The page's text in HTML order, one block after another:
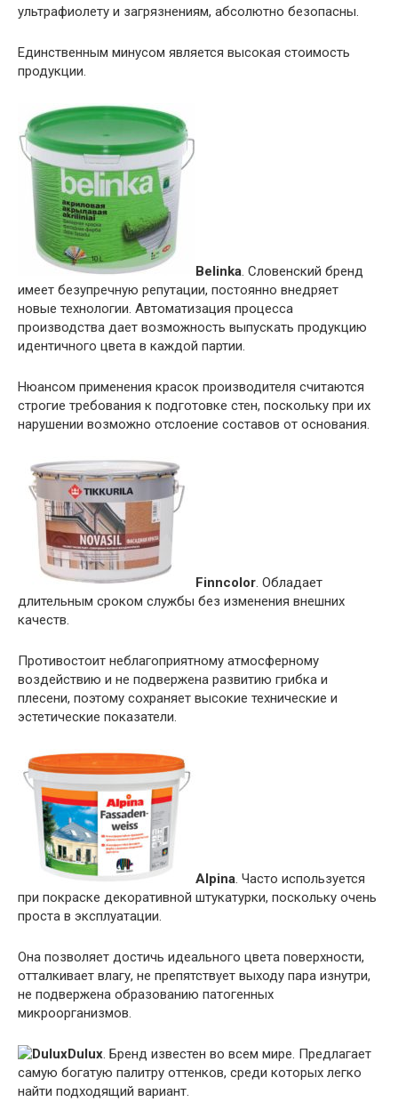
ультрафиолету и загрязнениям, абсолютно безопасны.
Единственным минусом является высокая стоимость
продукции.
Belinka. Словенский бренд
имеет безупречную репутации, постоянно внедряет
новые технологии. Автоматизация процесса
производства дает возможность выпускать продукцию
идентичного цвета в каждой партии.
Нюансом применения красок производителя считаются
строгие требования к подготовке стен, поскольку при их
нарушении возможно отслоение составов от основания.
Finncolor. Обладает
длительным сроком службы без изменения внешних
качеств.
Противостоит неблагоприятному атмосферному
воздействию и не подвержена развитию грибка и
плесени, поэтому сохраняет высокие технические и
эстетические показатели.
Alpina. Часто используется
при покраске декоративной штукатурки, поскольку очень
проста в эксплуатации.
Она позволяет достичь идеального цвета поверхности,
отталкивает влагу, не препятствует выходу пара изнутри,
не подвержена образованию патогенных
микроорганизмов.
Dulux. Бренд известен во всем мире. Предлагает
самую богатую палитру оттенков, среди которых легко
найти подходящий вариант.